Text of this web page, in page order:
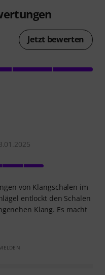
Jetzt bewerten
von Klangschalen im
entlockt den Schalen
Klang. Es macht